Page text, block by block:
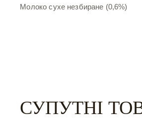
Молоко сухе незбиране (0,6%)
СУПУТНІ